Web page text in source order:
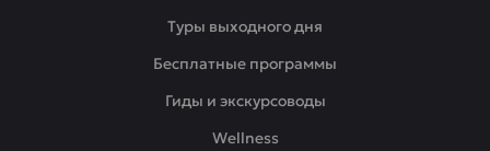
Туры выходного дня
Бесплатные программы
Гиды и экскурсоводы
Wellness